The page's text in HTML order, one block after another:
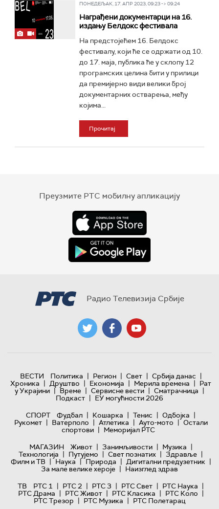
ПОНЕДЕЉАК, 17. АПР 2023, 09:23 -> 09:24
Награђени документарци на 16.
издању Белдокс фестивала
На предстојећем 16. Белдокс
фестивалу, који ће се одржати од 10.
до 17. маја, публика ће у склопу 12
програмских целина бити у прилици
да премијерно види велики број
документарних остварења, међу
којима...
Прочитај
Преузмите РТС мобилну апликацију
Радио Телевизија Србије
ВЕСТИ Политика | Регион | Свет | Србија данас |
Хроника | Друштво | Економија | Мерила времена | Рат
у Украјини | Време | Сервисне вести | Сматрачница |
Подкаст | ЕУ могућности 2026
СПОРТ
Фудбал | Кошарка | Тенис | Одбојка |
Рукомет | Ватерполо | Атлетика | Ауто-мото | Остали
спортови | Меморијал РТС
МАГАЗИН
Живот | Занимљивости | Музика |
Технологијa | Путујемо | Свет познатих | Здравље |
Филм и ТВ | Наука | Природа | Дигитални предузетник |
За мале велике хероје | Наизглед здрав
ТВ
РТС 1 | РТС 2 | РТС 3 | РТС Свет | РТС Наука |
РТС Драма | РТС Живот | РТС Класика | РТС Коло |
РТС Трезор | РТС Музика | РТС Полетарац